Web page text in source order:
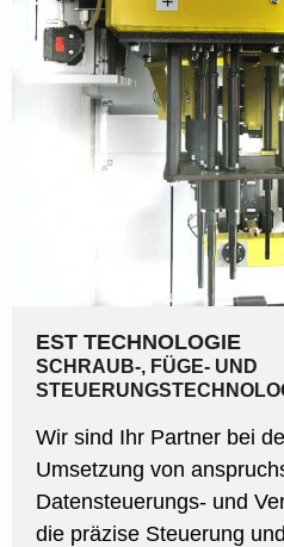
EST TECHNOLOGIE
SCHRAUB-, FÜGE- UND
Wir sind Ihr Partner bei
Umsetzung von
Datensteuerungs- und
die präzise Steuerung